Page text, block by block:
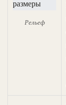
Рельеф